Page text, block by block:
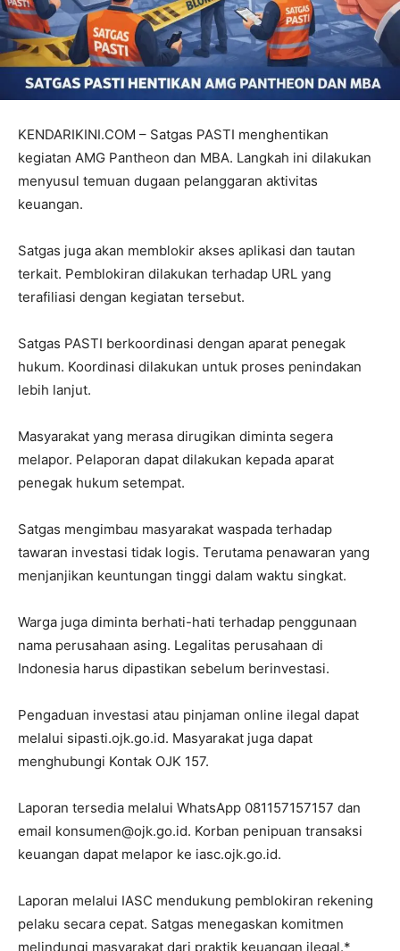
KENDARIKINI.COM – Satgas PASTI menghentikan
kegiatan AMG Pantheon dan MBA. Langkah ini dilakukan
menyusul temuan dugaan pelanggaran aktivitas
keuangan.
Satgas juga akan memblokir akses aplikasi dan tautan
terkait. Pemblokiran dilakukan terhadap URL yang
terafiliasi dengan kegiatan tersebut.
Satgas PASTI berkoordinasi dengan aparat penegak
hukum. Koordinasi dilakukan untuk proses penindakan
lebih lanjut.
Masyarakat yang merasa dirugikan diminta segera
melapor. Pelaporan dapat dilakukan kepada aparat
penegak hukum setempat.
Satgas mengimbau masyarakat waspada terhadap
tawaran investasi tidak logis. Terutama penawaran yang
menjanjikan keuntungan tinggi dalam waktu singkat.
Warga juga diminta berhati-hati terhadap penggunaan
nama perusahaan asing. Legalitas perusahaan di
Indonesia harus dipastikan sebelum berinvestasi.
Pengaduan investasi atau pinjaman online ilegal dapat
melalui sipasti.ojk.go.id. Masyarakat juga dapat
menghubungi Kontak OJK 157.
Laporan tersedia melalui WhatsApp 081157157157 dan
email konsumen@ojk.go.id. Korban penipuan transaksi
keuangan dapat melapor ke iasc.ojk.go.id.
Laporan melalui IASC mendukung pemblokiran rekening
pelaku secara cepat. Satgas menegaskan komitmen
melindungi masyarakat dari praktik keuangan ilegal.*